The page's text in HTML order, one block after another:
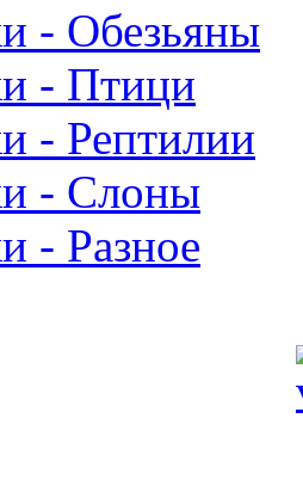
- Обезьяны
- Птици
- Рептилии
- Слоны
- Разное